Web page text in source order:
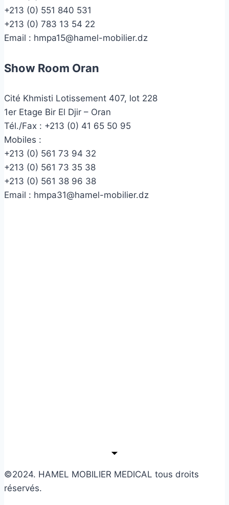
+213 (0) 551 840 531
+213 (0) 783 13 54 22
Email : hmpa15@hamel-mobilier.dz
Show Room Oran
Cité Khmisti Lotissement 407, lot 228
1er Etage Bir El Djir – Oran
Tél./Fax : +213 (0) 41 65 50 95
Mobiles :
+213 (0) 561 73 94 32
+213 (0) 561 73 35 38
+213 (0) 561 38 96 38
Email : hmpa31@hamel-mobilier.dz
©2024. HAMEL MOBILIER MEDICAL tous droits
réservés.